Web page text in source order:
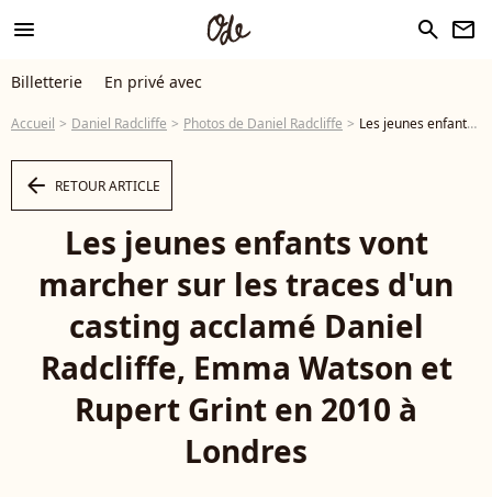
menu search newsletter
Billetterie En privé avec
Accueil Daniel Radcliffe Photos de Daniel Radcliffe Les jeunes enfants vont marcher sur les traces d'un casting acclamé Daniel Radcliffe, Emma Watson et Rupert Grint en 2010 à Londres ©GOFF INF / BESTIMAGE - Photo
arrow_left RETOUR ARTICLE
Les jeunes enfants vont
marcher sur les traces d'un
casting acclamé Daniel
Radcliffe, Emma Watson et
Rupert Grint en 2010 à
Londres